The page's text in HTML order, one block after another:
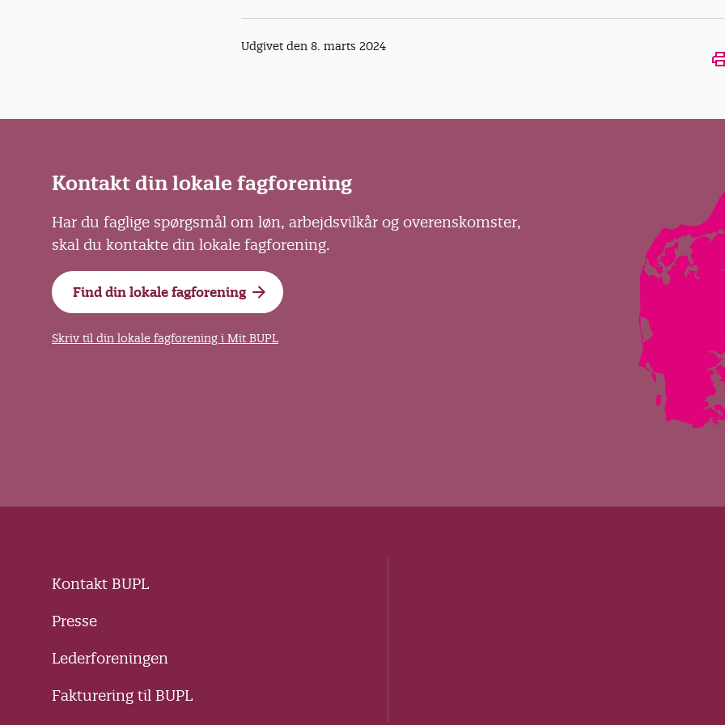
Udgivet den 8. marts 2024
Kontakt din lokale fagforening
Har du faglige spørgsmål om løn, arbejdsvilkår og overenskomster,
skal du kontakte din lokale fagforening.
Find din lokale fagforening
Skriv til din lokale fagforening i Mit BUPL
Kontakt BUPL
Presse
Lederforeningen
Fakturering til BUPL